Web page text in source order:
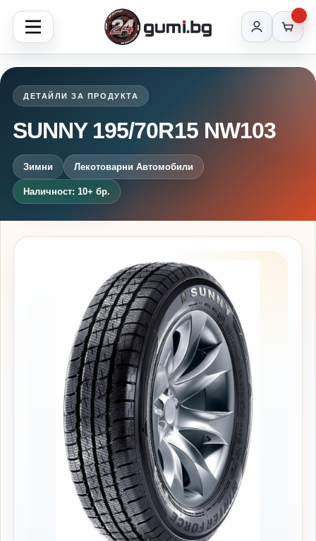
ДЕТАЙЛИ ЗА ПРОДУКТА
SUNNY 195/70R15 NW103
Зимни Лекотоварни Автомобили
Наличност: 10+ бр.